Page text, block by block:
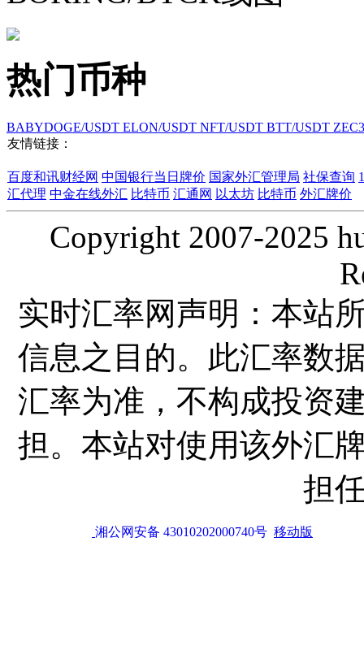
热门币种
BABYDOGE/USDT ELON/USDT NFT/USDT BTT/USDT
友情链接：
百度和讯财经网 中国银行当日牌价 国家外汇管理局 社保查询
汇代理 中金在线外汇 比特币 汇通网 以太坊 比特币 外汇牌价
Copyright 2007-2025
实时汇率网声明：本站
信息之目的。此汇率数
汇率为准，不构成投资
担。本站对使用该外汇
担
湘公网安备 43010202000740号 移动版